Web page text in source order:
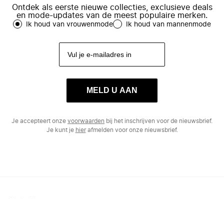
Ontdek als eerste nieuwe collecties, exclusieve deals
en mode-updates van de meest populaire merken.
Ik houd van vrouwenmode Ik houd van mannenmode
MELD U AAN
Je accepteert onze voorwaarden bij het inschrijven voor de nieuwsbrief.
Je kunt je hierafmelden voor onze nieuwsbrief.